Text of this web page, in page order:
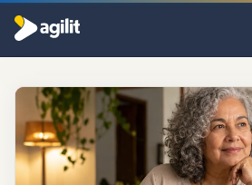
Por que a Agilit
Como funciona